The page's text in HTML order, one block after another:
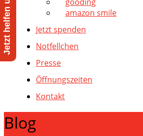
amazon smile
Jetzt spenden
Notfellchen
Presse
Öffnungszeiten
Kontakt
Blog